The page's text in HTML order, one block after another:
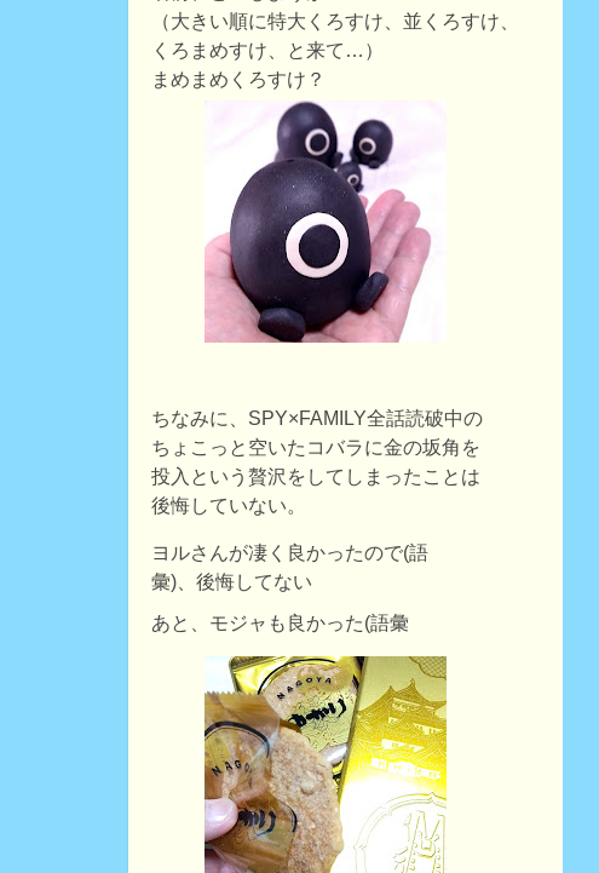
（大きい順に特大くろすけ、並くろすけ、
くろまめすけ、と来て…）
まめまめくろすけ？
ちなみに、SPY×FAMILY全話読破中の
ちょこっと空いたコバラに金の坂角を
投入という贅沢をしてしまったことは
後悔していない。
ヨルさんが凄く良かったので(語
彙)、後悔してない
あと、モジャも良かった(語彙